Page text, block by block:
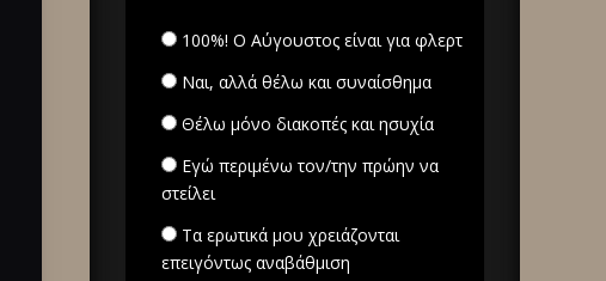
100%! Ο Αύγουστος είναι για φλερτ
Ναι, αλλά θέλω και συναίσθημα
Θέλω μόνο διακοπές και ησυχία
Εγώ περιμένω τον/την πρώην να
στείλει
Τα ερωτικά μου χρειάζονται
επειγόντως αναβάθμιση